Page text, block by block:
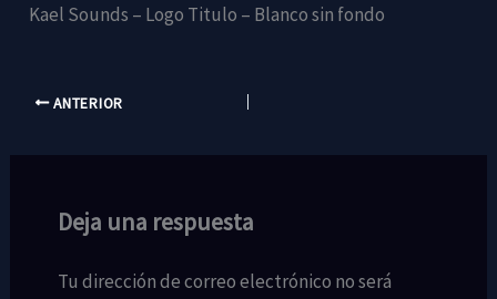
Kael Sounds – Logo Titulo – Blanco sin fondo
ANTERIOR
Deja una respuesta
Tu dirección de correo electrónico no será